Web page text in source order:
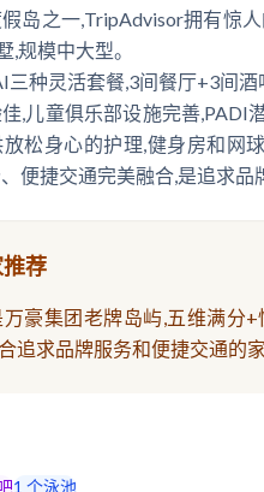
岛之一,TripAdvisor拥有惊
,规模中大型。
种灵活套餐,3间餐厅+3间
,儿童俱乐部设施完善,PADI
松身心的护理,健身房和网
便捷交通完美融合,是追求品
荐
豪集团老牌岛屿,五维满分
追求品牌服务和便捷交通的
1 个泳池